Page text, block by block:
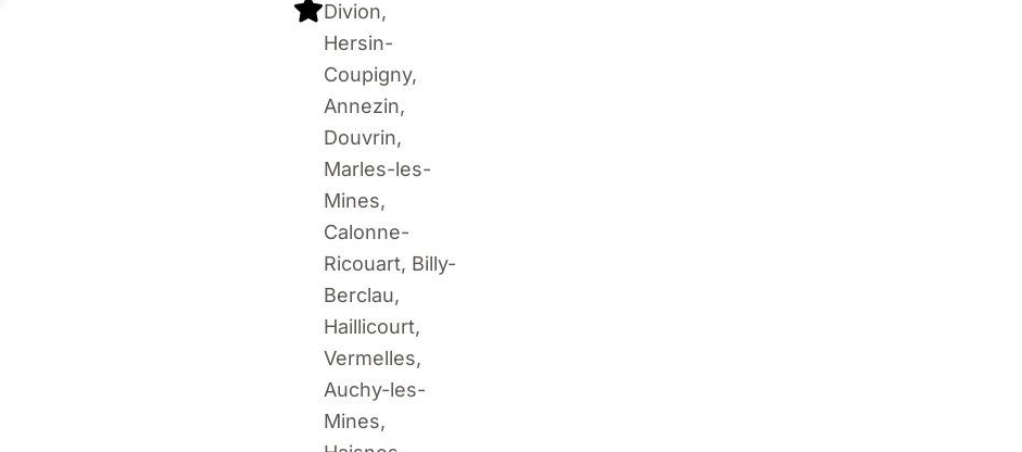
Divion,
Hersin-
Coupigny,
Annezin,
Douvrin,
Marles-les-
Mines,
Calonne-
Ricouart, Billy-
Berclau,
Haillicourt,
Vermelles,
Auchy-les-
Mines,